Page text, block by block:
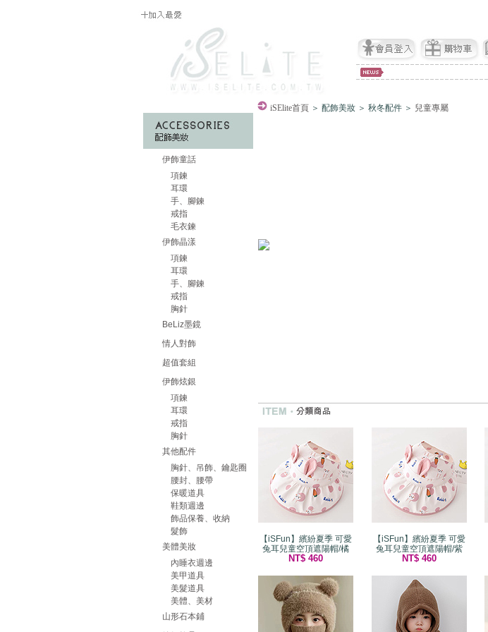
伊飾童話
項鍊
耳環
手、腳鍊
戒指
毛衣鍊
伊飾晶漾
項鍊
耳環
手、腳鍊
戒指
胸針
BeLiz墨鏡
情人對飾
超值套組
伊飾炫銀
項鍊
耳環
戒指
胸針
其他配件
胸針、吊飾、鑰匙圈
腰封、腰帶
保暖道具
鞋類週邊
飾品保養、收納
髮飾
美體美妝
內睡衣週邊
美甲道具
美髮道具
美體、美材
山形石本鋪
iSElite首頁 ＞ 配飾美妝 ＞ 秋冬配件 ＞ 兒童專屬
【iSFun】繽紛夏季 可愛
兔耳兒童空頂遮陽帽/橘
NT$ 460
【iSFun】繽紛夏季 可愛
兔耳兒童空頂遮陽帽/紫
NT$ 460